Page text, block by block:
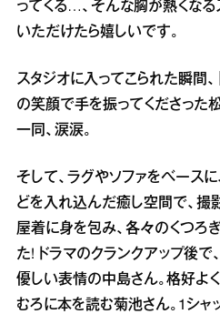
ってくる…、そんな胸が熱くなる
いただけたら嬉しいです。
スタジオに入ってこられた瞬間、
の笑顔で手を振ってくださった
一同、涙涙。
そして、ラグやソファをベース
どを入れ込んだ癒し空間で、撮
屋着に身を包み、各々のくつろ
た! ドラマのクランクアップ後で
優しい表情の中島さん。格好よく
むろに本を読む菊池さん。1シャ